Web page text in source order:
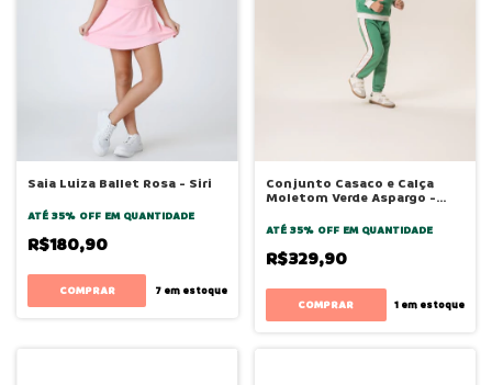
Saia Luiza Ballet Rosa - Siri
ATÉ 35% OFF EM QUANTIDADE
R$180,90
COMPRAR 7em estoque
Conjunto Casaco e Calça
Moletom Verde Aspargo -
ATÉ 35% OFF EM QUANTIDADE
R$329,90
COMPRAR 1 em estoque